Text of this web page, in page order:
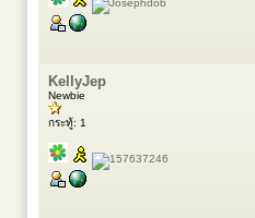
KellyJep
Newbie
กระทู้: 1